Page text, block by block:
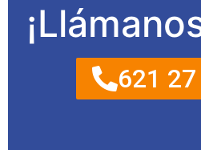
621